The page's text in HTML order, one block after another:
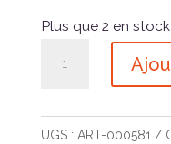
Plus que 2 en stock
UGS : ART-000581